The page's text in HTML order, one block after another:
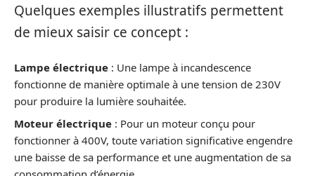
Quelques exemples illustratifs permettent
de mieux saisir ce concept :
Lampe électrique : Une lampe à incandescence
fonctionne de manière optimale à une tension de 230V
pour produire la lumière souhaitée.
Moteur électrique : Pour un moteur conçu pour
fonctionner à 400V, toute variation significative engendre
une baisse de sa performance et une augmentation de sa